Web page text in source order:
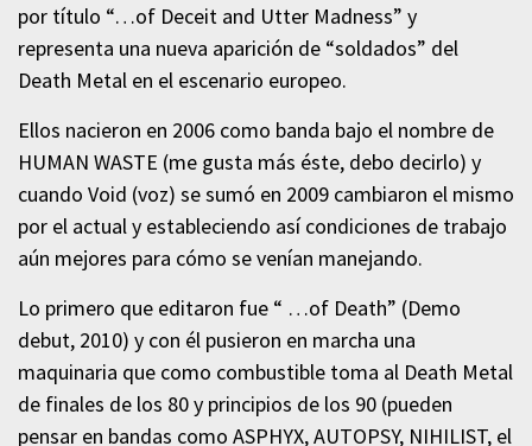
por título “…of Deceit and Utter Madness” y
representa una nueva aparición de “soldados” del
Death Metal en el escenario europeo.
Ellos nacieron en 2006 como banda bajo el nombre de
HUMAN WASTE (me gusta más éste, debo decirlo) y
cuando Void (voz) se sumó en 2009 cambiaron el mismo
por el actual y estableciendo así condiciones de trabajo
aún mejores para cómo se venían manejando.
Lo primero que editaron fue “ …of Death” (Demo
debut, 2010) y con él pusieron en marcha una
maquinaria que como combustible toma al Death Metal
de finales de los 80 y principios de los 90 (pueden
pensar en bandas como ASPHYX, AUTOPSY, NIHILIST, el